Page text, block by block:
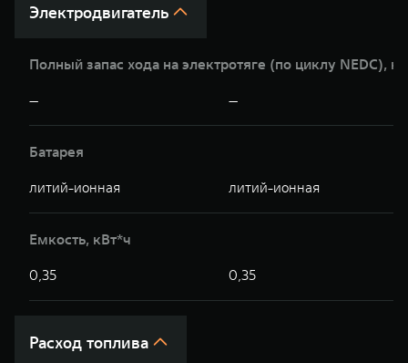
Электродвигатель
Полный запас хода на электротяге (по циклу NEDC),
— —
Батарея
литий-ионная литий-ионная
Емкость, кВт*ч
0,35 0,35
Расход топлива